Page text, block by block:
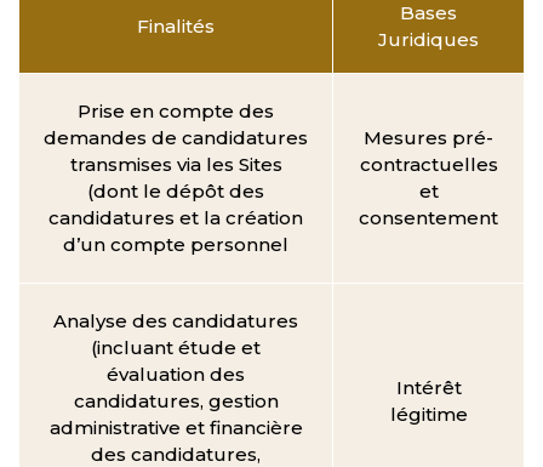
Finalités
Bases
Juridiques
Prise en compte des
demandes de candidatures
transmises via les Sites
(dont le dépôt des
candidatures et la création
d’un compte personnel
Mesures pré-
contractuelles
et
consentement
Analyse des candidatures
(incluant étude et
évaluation des
candidatures, gestion
administrative et financière
des candidatures,
Intérêt
légitime